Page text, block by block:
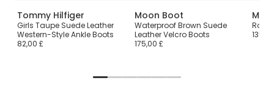
Tommy Hilfiger
Girls Taupe Suede Leather
Western-Style Ankle Boots
82,00 £
Moon Boot
Waterproof Brown Suede
Leather Velcro Boots
175,00 £
Rose